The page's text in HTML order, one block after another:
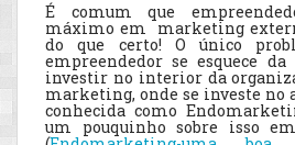
É comum que
máximo em marketing
do que certo! O único
empreendedor se esquece
investir no interior da
marketing, onde se investe no
conhecida como
um pouquinho sobre isso